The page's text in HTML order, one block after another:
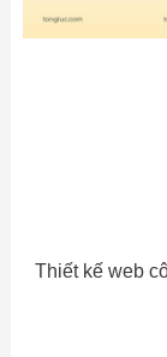
Thiết kế web